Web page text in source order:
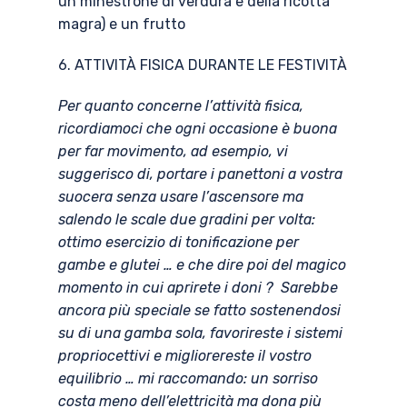
magra) e un frutto
6. ATTIVITÀ FISICA DURANTE LE FESTIVITÀ
Per quanto concerne l’attività fisica,
ricordiamoci che ogni occasione è buona
per far movimento, ad esempio, vi
suggerisco di, portare i panettoni a vostra
suocera senza usare l’ascensore ma
salendo le scale due gradini per volta:
ottimo esercizio di tonificazione per
gambe e glutei … e che dire poi del magico
momento in cui aprirete i doni ? Sarebbe
ancora più speciale se fatto sostenendosi
su di una gamba sola, favorireste i sistemi
propriocettivi e migliorereste il vostro
equilibrio … mi raccomando: un sorriso
costa meno dell’elettricità ma dona più